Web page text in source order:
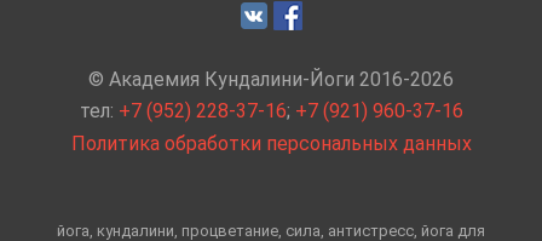
© Академия Кундалини-Йоги 2016-2026
тел: +7 (952) 228-37-16; +7 (921) 960-37-16
Политика обработки персональных данных
йога, кундалини, процветание, сила, антистресс, йога для